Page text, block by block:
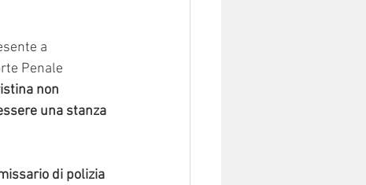
a
Penale
non
una stanza
di polizia